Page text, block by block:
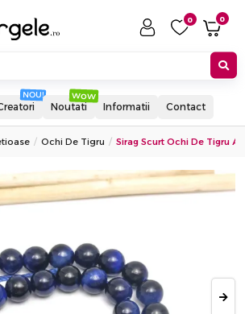
0 0
Noutati Informatii Contact
Ochi De Tigru Sirag Scurt Ochi De Tigru